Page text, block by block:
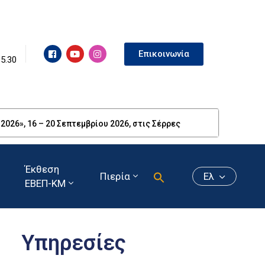
Επικοινωνία
16 – 20 Σεπτεμβρίου 2026, στις Σέρρες
Έκθεση
ΕΒΕΠ-ΚΜ
Πιερία Ελ
Υπηρεσίες